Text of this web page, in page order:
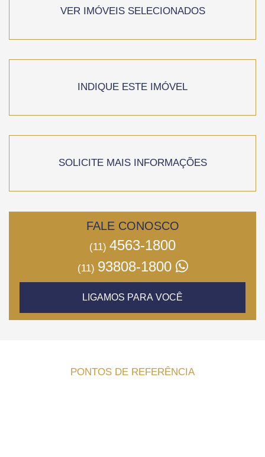
VER IMÓVEIS SELECIONADOS
INDIQUE ESTE IMÓVEL
SOLICITE MAIS INFORMAÇÕES
FALE CONOSCO
(11) 4563-1800
(11) 93808-1800
LIGAMOS PARA VOCÊ
PONTOS DE REFERÊNCIA